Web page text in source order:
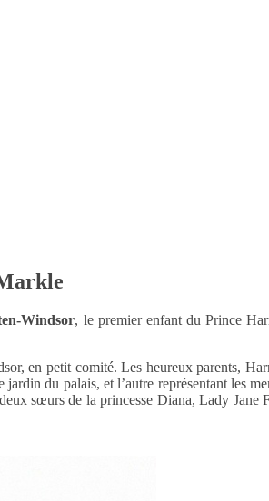
Windsor, le premier enfant du Prince
en petit comité. Les heureux parents,
du palais, et l’autre représentant les
sœurs de la princesse Diana, Lady